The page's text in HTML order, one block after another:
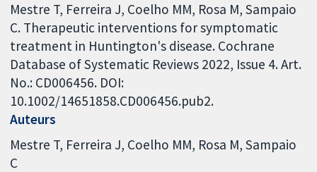
Mestre T, Ferreira J, Coelho MM, Rosa M, Sampaio
C. Therapeutic interventions for symptomatic
treatment in Huntington's disease. Cochrane
Database of Systematic Reviews 2022, Issue 4. Art.
No.: CD006456. DOI:
10.1002/14651858.CD006456.pub2.
Auteurs
Mestre T Ferreira J Coelho MM Rosa M Sampaio
C